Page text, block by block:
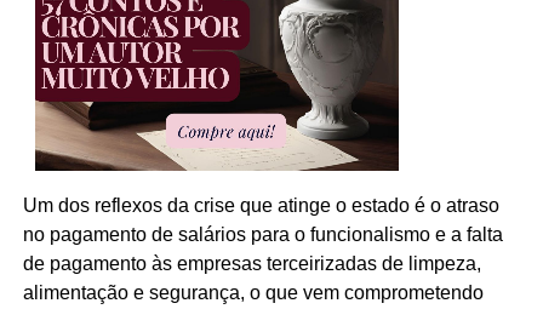
Um dos reflexos da crise que atinge o estado é o atraso
no pagamento de salários para o funcionalismo e a falta
de pagamento às empresas terceirizadas de limpeza,
alimentação e segurança, o que vem comprometendo